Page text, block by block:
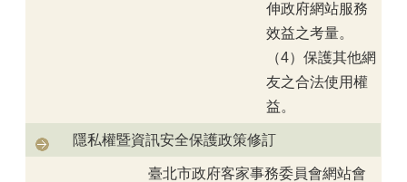
伸政府網站服務
效益之考量。
（4）保護其他網
友之合法使用權
益。
隱私權暨資訊安全保護政策修訂
臺北市政府客家事務委員會網站會